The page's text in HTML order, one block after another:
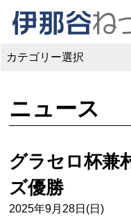
カテゴリー選択
ニュース
グラセロ杯兼
ズ優勝
2025年9月28日(日)